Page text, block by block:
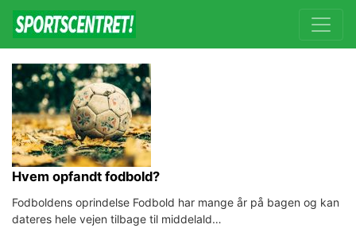
Hvem opfandt fodbold?
Fodboldens oprindelse Fodbold har mange år på bagen og kan
dateres hele vejen tilbage til middelald…